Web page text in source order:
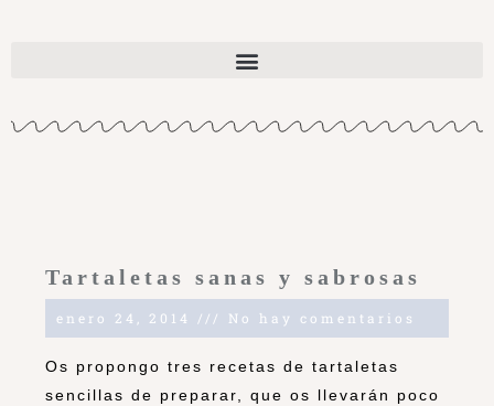
Tartaletas sanas y sabrosas
enero 24, 2014 No hay comentarios
Os propongo tres recetas de tartaletas
sencillas de preparar, que os llevarán poco